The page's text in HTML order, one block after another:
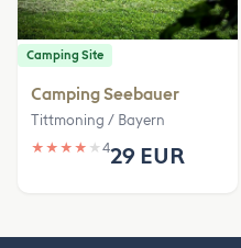
Camping Site
Camping Seebauer
Tittmoning / Bayern
★ ★ ★ ★ ★ 429 EUR